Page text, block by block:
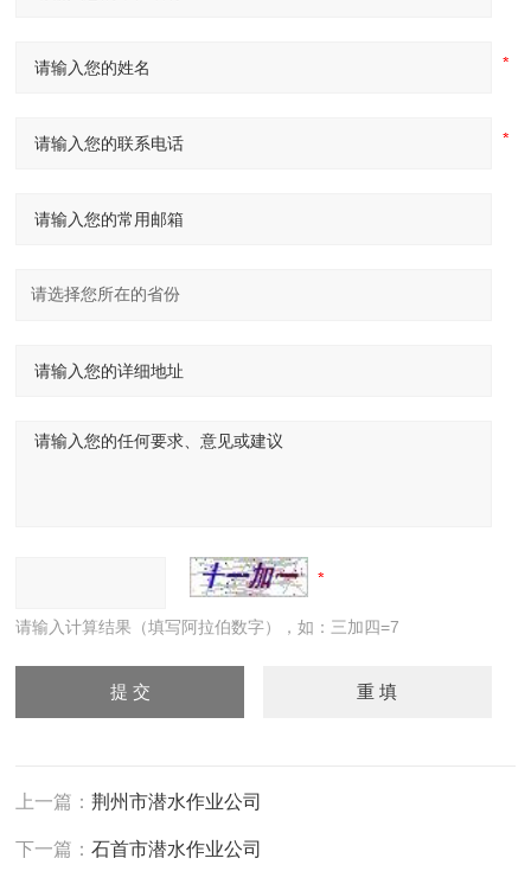
请输入计算结果（填写阿拉伯数字），如：三加四=7
上一篇：荆州市潜水作业公司
下一篇：石首市潜水作业公司